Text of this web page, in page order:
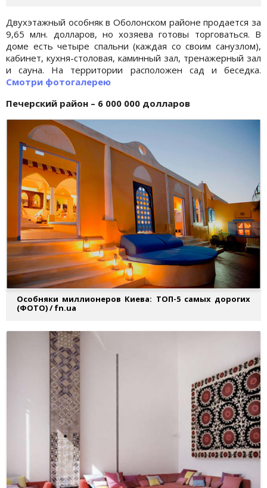
Двухэтажный особняк в Оболонском районе продается за
9,65 млн. долларов, но хозяева готовы торговаться. В
доме есть четыре спальни (каждая со своим санузлом),
кабинет, кухня-столовая, каминный зал, тренажерный зал
и сауна. На территории расположен сад и беседка.
Смотри фотогалерею
Печерский район – 6 000 000 долларов
Особняки миллионеров Киева: ТОП-5 самых дорогих
(ФОТО) / fn.ua